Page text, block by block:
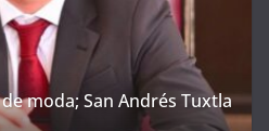
moda; San Andrés Tuxtla